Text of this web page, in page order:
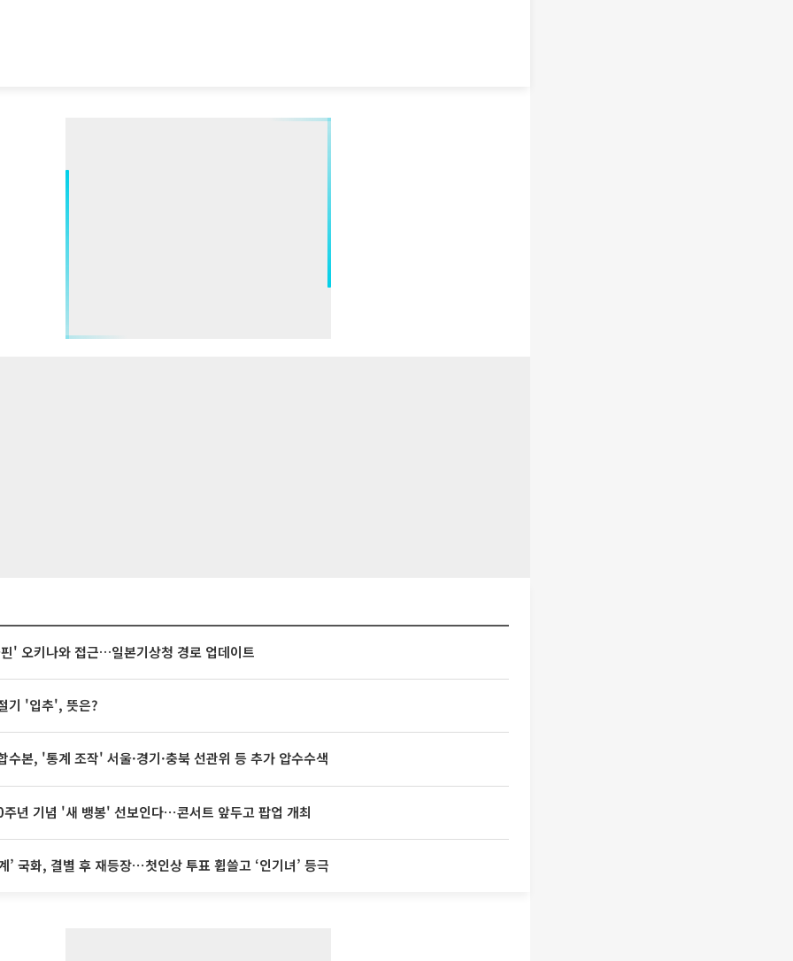
' 오키나와 접근…일본기상청 경로 업데이트
기 '입추', 뜻은?
수본, '통계 조작' 서울·경기·충북 선관위 등 추가 압수수색
년 기념 '새 뱅봉' 선보인다⋯콘서트 앞두고 팝업 개최
’ 국화, 결별 후 재등장⋯첫인상 투표 휩쓸고 ‘인기녀’ 등극